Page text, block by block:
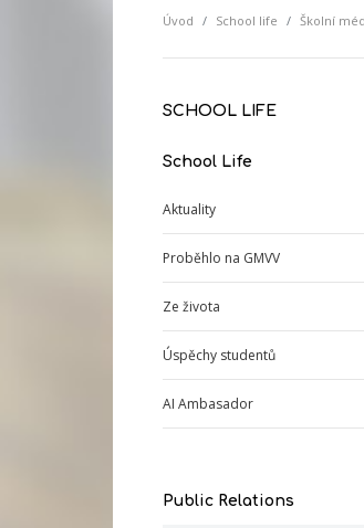
Úvod School life Školní
SCHOOL LIFE
School Life
Aktuality
Proběhlo na GMVV
Ze života
Úspěchy studentů
AI Ambasador
Public Relations